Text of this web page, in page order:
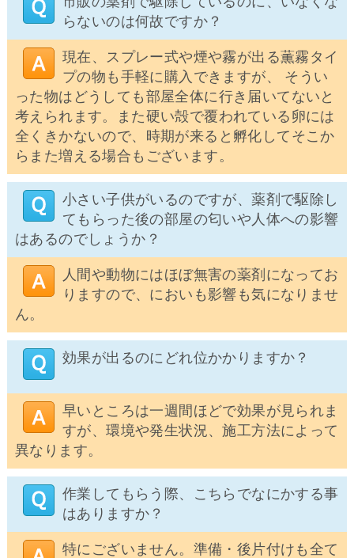
らないのは何故ですか？
現在、スプレー式や煙や霧が出る薫霧タイ
プの物も手軽に購入できますが、 そうい
った物はどうしても部屋全体に行き届いてないと
考えられます。また硬い殻で覆われている卵には
全くきかないので、時期が来ると孵化してそこか
らまた増える場合もございます。
小さい子供がいるのですが、薬剤で駆除し
てもらった後の部屋の匂いや人体への影響
はあるのでしょうか？
人間や動物にはほぼ無害の薬剤になってお
りますので、においも影響も気になりませ
ん。
効果が出るのにどれ位かかりますか？
早いところは一週間ほどで効果が見られま
すが、環境や発生状況、施工方法によって
異なります。
作業してもらう際、こちらでなにかする事
はありますか？
特にございません。準備・後片付けも全て